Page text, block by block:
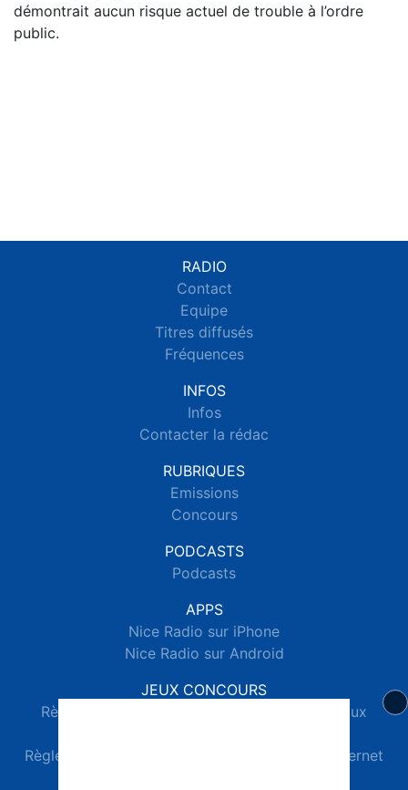
démontrait aucun risque actuel de trouble à l’ordre
public.
RADIO
Contact
Equipe
Titres diffusés
Fréquences
INFOS
Infos
Contacter la rédac
RUBRIQUES
Emissions
Concours
PODCASTS
Podcasts
APPS
Nice Radio sur iPhone
Nice Radio sur Android
JEUX CONCOURS
Règlements des jeux concours réseaux sociaux
Règlements des jeux concours téléphone et internet